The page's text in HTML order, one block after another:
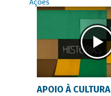
Ações
APOIO À CULTURA